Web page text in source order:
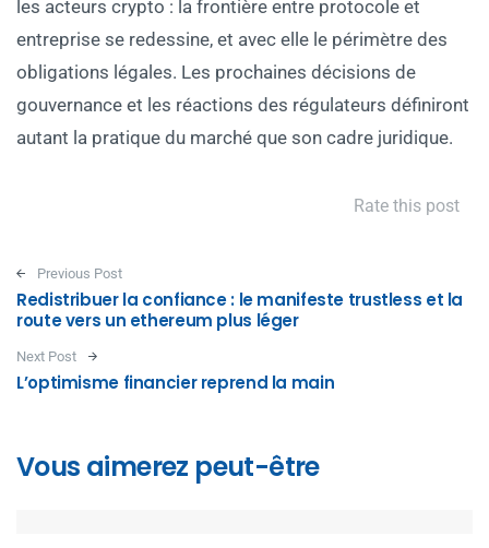
les acteurs crypto : la frontière entre protocole et
entreprise se redessine, et avec elle le périmètre des
obligations légales. Les prochaines décisions de
gouvernance et les réactions des régulateurs définiront
autant la pratique du marché que son cadre juridique.
Rate this post
Post navigation
Previous Post
Redistribuer la confiance : le manifeste trustless et la
route vers un ethereum plus léger
Next Post
L’optimisme financier reprend la main
Vous aimerez peut-être